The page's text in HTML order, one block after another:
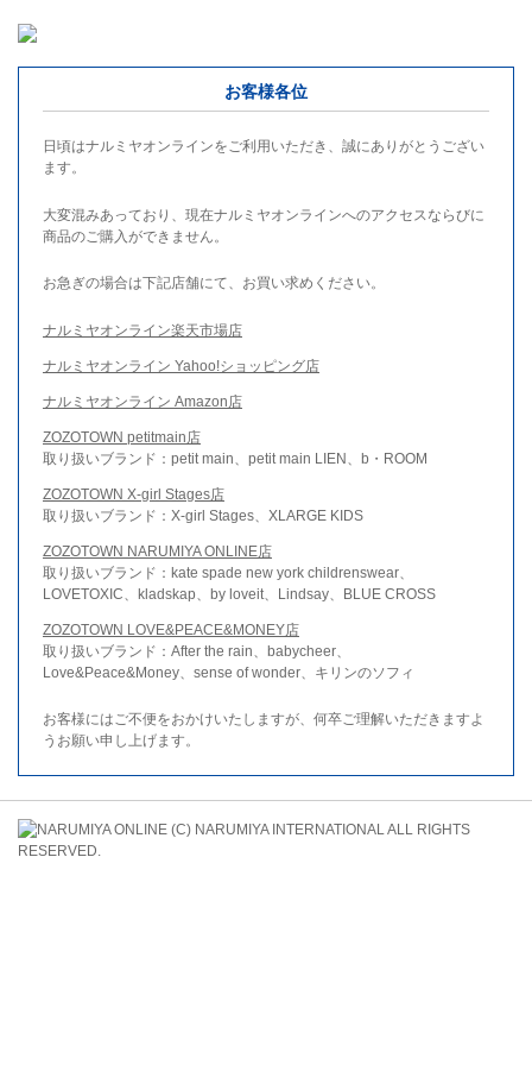
お客様各位
日頃はナルミヤオンラインをご利用いただき、誠にありがとうござい
ます。
大変混みあっており、現在ナルミヤオンラインへのアクセスならびに
商品のご購入ができません。
お急ぎの場合は下記店舗にて、お買い求めください。
ナルミヤオンライン楽天市場店
ナルミヤオンライン Yahoo!ショッピング店
ナルミヤオンライン Amazon店
ZOZOTOWN petitmain店
取り扱いブランド：petit main、petit main LIEN、b・ROOM
ZOZOTOWN X-girl Stages店
取り扱いブランド：X-girl Stages、XLARGE KIDS
ZOZOTOWN NARUMIYA ONLINE店
取り扱いブランド：kate spade new york childrenswear、
LOVETOXIC、kladskap、by loveit、Lindsay、BLUE CROSS
ZOZOTOWN LOVE&PEACE&MONEY店
取り扱いブランド：After the rain、babycheer、
Love&Peace&Money、sense of wonder、キリンのソフィ
お客様にはご不便をおかけいたしますが、何卒ご理解いただきますよ
うお願い申し上げます。